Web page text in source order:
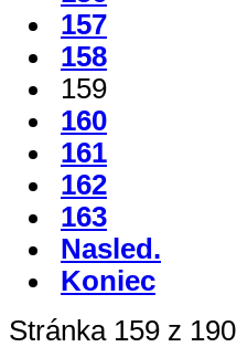
157
158
159
160
161
162
163
Nasled.
Koniec
Stránka 159 z 190